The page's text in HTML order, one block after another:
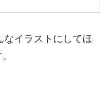
イラストにしてほ